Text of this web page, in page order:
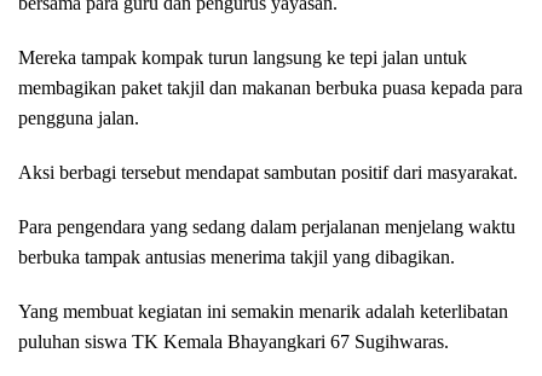
Mereka tampak kompak turun langsung ke tepi jalan untuk
membagikan paket takjil dan makanan berbuka puasa kepada para
pengguna jalan.
Aksi berbagi tersebut mendapat sambutan positif dari masyarakat.
Para pengendara yang sedang dalam perjalanan menjelang waktu
berbuka tampak antusias menerima takjil yang dibagikan.
Yang membuat kegiatan ini semakin menarik adalah keterlibatan
puluhan siswa TK Kemala Bhayangkari 67 Sugihwaras.